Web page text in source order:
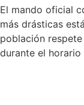
El mando oficial
más drásticas
población
durante el horario